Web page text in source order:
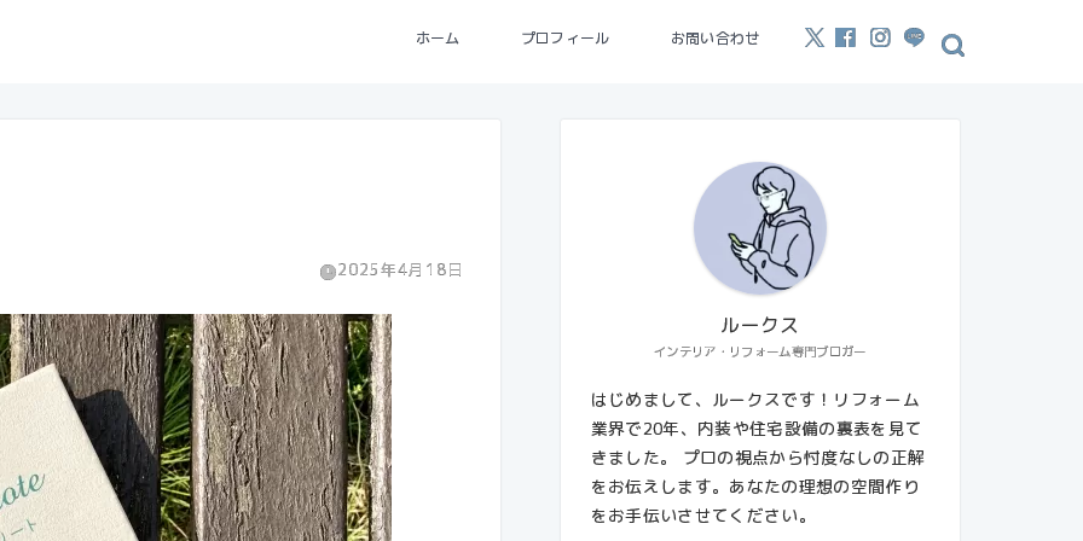
ホーム プロフィール お問い合わせ
2025年4月18日
インテリア・リフォーム専門ブロガー
ルークス
はじめまして、ルークスです！リフォーム
業界で20年、内装や住宅設備の裏表を見て
きました。 プロの視点から忖度なしの正解
をお伝えします。あなたの理想の空間作り
をお手伝いさせてください。